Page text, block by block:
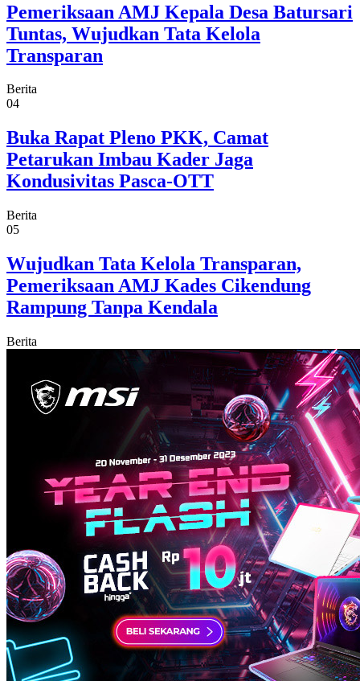
Pemeriksaan AMJ Kepala Desa Batursari
Tuntas, Wujudkan Tata Kelola
Transparan
Berita
04
Buka Rapat Pleno PKK, Camat
Petarukan Imbau Kader Jaga
Kondusivitas Pasca-OTT
Berita
05
Wujudkan Tata Kelola Transparan,
Pemeriksaan AMJ Kades Cikendung
Rampung Tanpa Kendala
Berita